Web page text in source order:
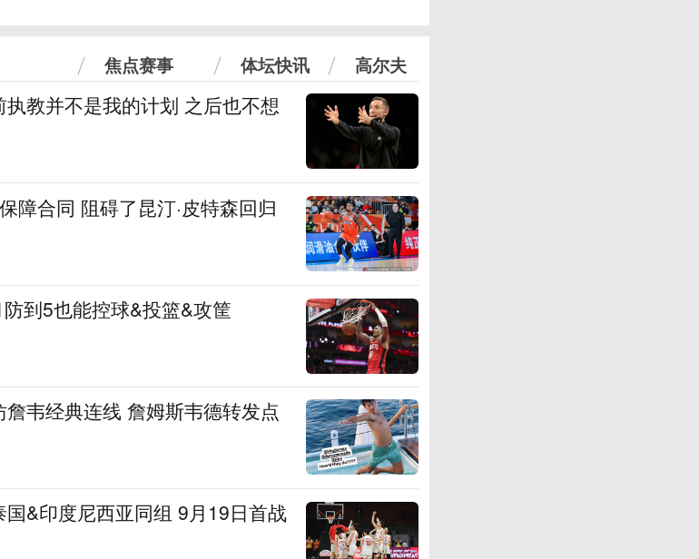
焦点赛事 体坛快讯 高尔夫
教并不是我的计划 之后也不想
障合同 阻碍了昆汀·皮特森回归
到5也能控球&投篮&攻筐
韦经典连线 詹姆斯韦德转发点
&印度尼西亚同组 9月19日首战